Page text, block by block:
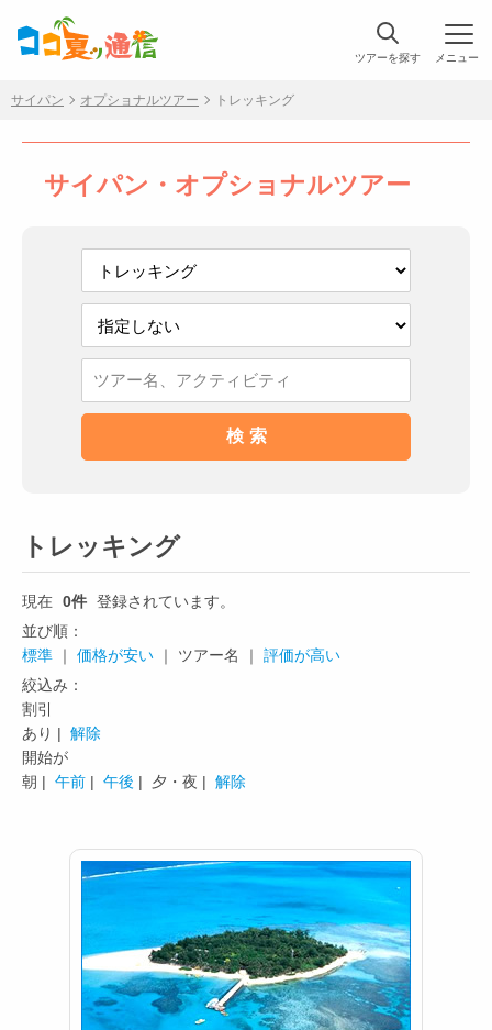
ツアーを探す
サイパン オプショナルツアー トレッキング
サイパン・オプショナルツアー
トレッキング
現在 0件 登録されています。
並び順：
標準 ｜ 価格が安い ｜ ツアー名 ｜ 評価が高い
絞込み：
割引
あり | 解除
開始が
朝 | 午前 | 午後 | 夕・夜 | 解除
メニュー